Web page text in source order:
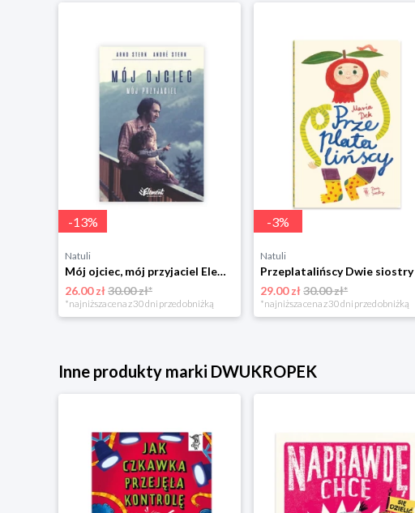
-13%
Natuli
Mój ojciec, mój przyjaciel Element
26.00 zł30.00 zł*
*najniższa cena z 30 dni przed obniżką
-3%
Natuli
Przeplatalińscy Dwie siostry
29.00 zł30.00 zł*
*najniższa cena z 30 dni przed obniżką
Inne produkty marki DWUKROPEK